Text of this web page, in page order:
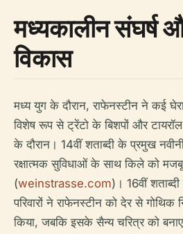
मध्यकालीन संघर्ष
विकास
मध्य युग के दौरान, राफेनस्टीन ने कई
विशेष रूप से ट्रेंटो के बिशपों और
के दौरान। 14वीं शताब्दी के प्रमुख
रक्षात्मक सुविधाओं के साथ किले को
(weinstrasse.com)। 16वीं
परिवारों ने राफेनस्टीन को देर से
किया, जबकि इसके सैन्य चरित्र को